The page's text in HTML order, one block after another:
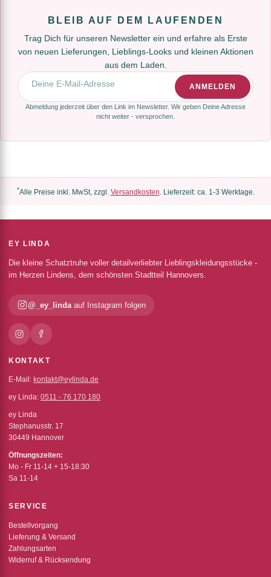
BLEIB AUF DEM LAUFENDEN
Trag Dich für unseren Newsletter ein und erfahre als Erste
von neuen Lieferungen, Lieblings-Looks und kleinen Aktionen
aus dem Laden.
E-Mail-Adresse
ANMELDEN
Abmeldung jederzeit über den Link im Newsletter. Wir geben Deine Adresse
nicht weiter - versprochen.
*Alle Preise inkl. MwSt, zzgl. Versandkosten. Lieferzeit: ca. 1-3 Werktage.
EY LINDA
Die kleine Schatztruhe voller detailverliebter Lieblingskleidungsstücke -
im Herzen Lindens, dem schönsten Stadtteil Hannovers.
@_ey_linda auf Instagram folgen
KONTAKT
E-Mail: kontakt@eylinda.de
ey Linda: 0511 - 76 170 180
ey Linda
Stephanusstr. 17
30449 Hannover
Öffnungszeiten:
Mo - Fr 11-14 + 15-18:30
Sa 11-14
SERVICE
Bestellvorgang
Lieferung & Versand
Zahlungsarten
Widerruf & Rücksendung